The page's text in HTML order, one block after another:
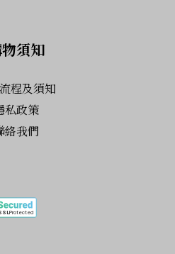
須知
程及須知
私政策
絡我們